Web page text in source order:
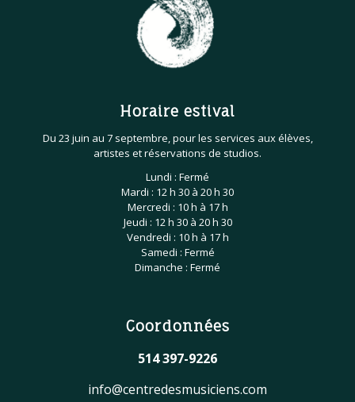
Horaire estival
Du 23 juin au 7 septembre, pour les services aux élèves,
artistes et réservations de studios.
Lundi : Fermé
Mardi : 12 h 30 à 20 h 30
Mercredi : 10 h à 17 h
Jeudi : 12 h 30 à 20 h 30
Vendredi : 10 h à 17 h
Samedi : Fermé
Dimanche : Fermé
Coordonnées
514 397-9226
info@centredesmusiciens.com